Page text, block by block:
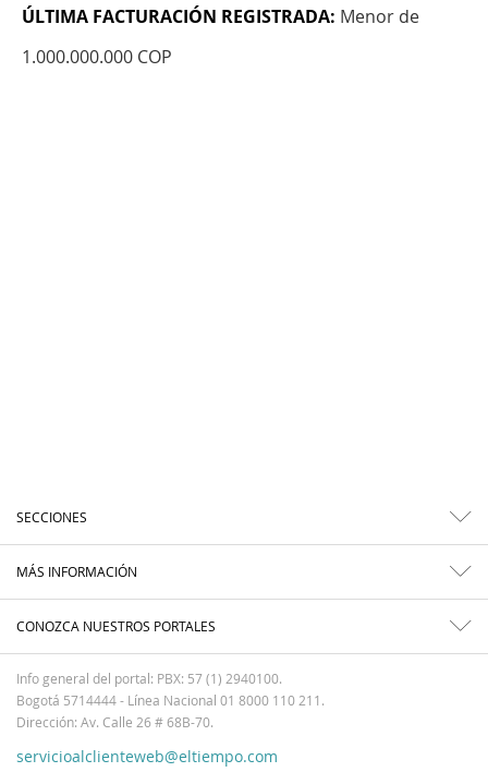
ÚLTIMA FACTURACIÓN REGISTRADA: Menor de
1.000.000.000 COP
SECCIONES
MÁS INFORMACIÓN
CONOZCA NUESTROS PORTALES
Info general del portal: PBX: 57 (1) 2940100.
Bogotá 5714444 - Línea Nacional 01 8000 110 211.
Dirección: Av. Calle 26 # 68B-70.
servicioalclienteweb@eltiempo.com